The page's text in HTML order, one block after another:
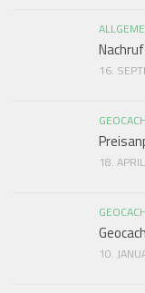
16.
18.
10.